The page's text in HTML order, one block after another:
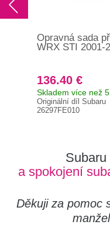
Opravná sada
WRX STI 2001-
136.40 €
Skladem více než
Originální díl Subaru
26297FE010
Subaru
a spokojení
Děkuji za pomoc